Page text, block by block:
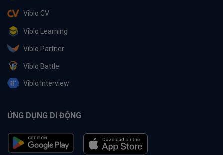
Viblo CV
Viblo Learning
Viblo Partner
Viblo Battle
Viblo Interview
ỨNG DỤNG DI ĐỘNG